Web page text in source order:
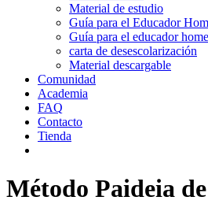
Material de estudio
Guía para el Educador
Guía para el educador
carta de desescolarización
Material descargable
Comunidad
Academia
FAQ
Contacto
Tienda
Método Paideia